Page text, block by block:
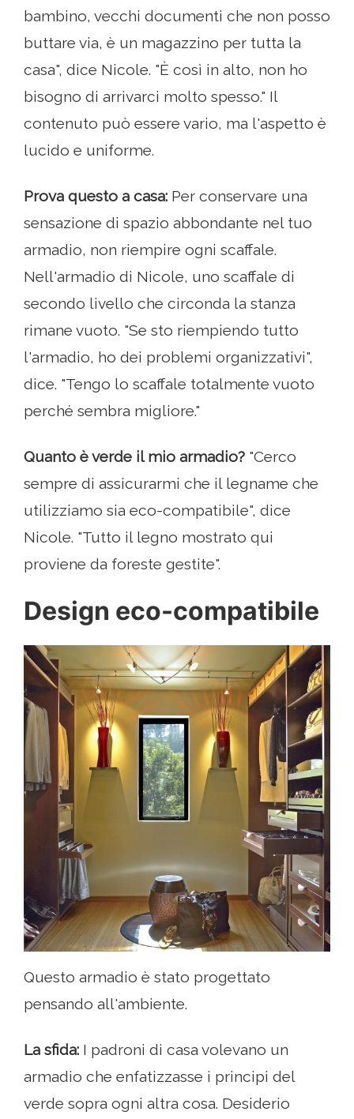
bambino, vecchi documenti che non posso
buttare via, è un magazzino per tutta la
casa", dice Nicole. "È così in alto, non ho
bisogno di arrivarci molto spesso." Il
contenuto può essere vario, ma l'aspetto è
lucido e uniforme.
Prova questo a casa: Per conservare una
sensazione di spazio abbondante nel tuo
armadio, non riempire ogni scaffale.
Nell'armadio di Nicole, uno scaffale di
secondo livello che circonda la stanza
rimane vuoto. "Se sto riempiendo tutto
l'armadio, ho dei problemi organizzativi",
dice. "Tengo lo scaffale totalmente vuoto
perché sembra migliore."
Quanto è verde il mio armadio? "Cerco
sempre di assicurarmi che il legname che
utilizziamo sia eco-compatibile", dice
Nicole. "Tutto il legno mostrato qui
proviene da foreste gestite".
Design eco-compatibile
Questo armadio è stato progettato
pensando all'ambiente.
La sfida: I padroni di casa volevano un
armadio che enfatizzasse i principi del
verde sopra ogni altra cosa. Desiderio